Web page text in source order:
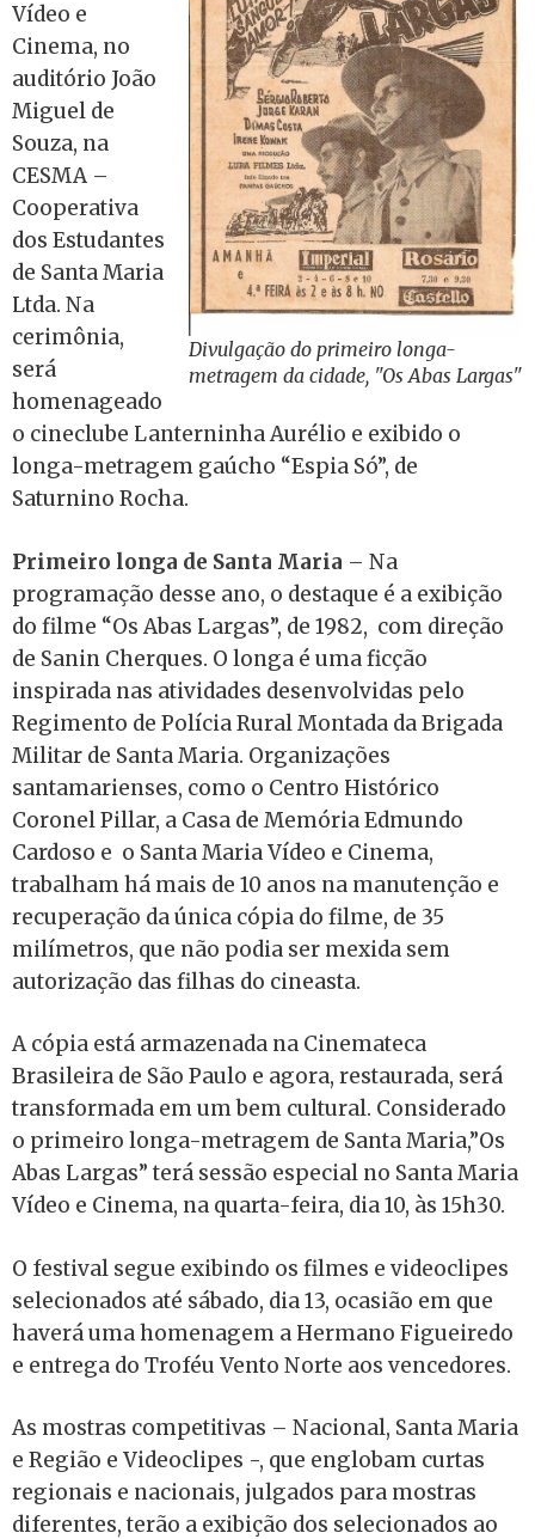
Divulgação do primeiro longa-
metragem da cidade, "Os Abas Largas"
Vídeo e
Cinema, no
auditório João
Miguel de
Souza, na
CESMA –
Cooperativa
dos Estudantes
de Santa Maria
Ltda. Na
cerimônia,
será
homenageado
o cineclube Lanterninha Aurélio e exibido o
longa-metragem gaúcho “Espia Só”, de
Saturnino Rocha.
Primeiro longa de Santa Maria – Na
programação desse ano, o destaque é a exibição
do filme “Os Abas Largas”, de 1982, com direção
de Sanin Cherques. O longa é uma ficção
inspirada nas atividades desenvolvidas pelo
Regimento de Polícia Rural Montada da Brigada
Militar de Santa Maria. Organizações
santamarienses, como o Centro Histórico
Coronel Pillar, a Casa de Memória Edmundo
Cardoso e o Santa Maria Vídeo e Cinema,
trabalham há mais de 10 anos na manutenção e
recuperação da única cópia do filme, de 35
milímetros, que não podia ser mexida sem
autorização das filhas do cineasta.
A cópia está armazenada na Cinemateca
Brasileira de São Paulo e agora, restaurada, será
transformada em um bem cultural. Considerado
o primeiro longa-metragem de Santa Maria,”Os
Abas Largas” terá sessão especial no Santa Maria
Vídeo e Cinema, na quarta-feira, dia 10, às 15h30.
O festival segue exibindo os filmes e videoclipes
selecionados até sábado, dia 13, ocasião em que
haverá uma homenagem a Hermano Figueiredo
e entrega do Troféu Vento Norte aos vencedores.
As mostras competitivas – Nacional, Santa Maria
e Região e Videoclipes -, que englobam curtas
regionais e nacionais, julgados para mostras
diferentes, terão a exibição dos selecionados ao